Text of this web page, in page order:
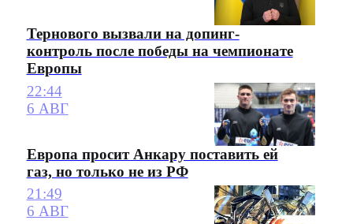
Тернового вызвали на допинг-
контроль после победы на чемпионате
Европы
22:44
6 АВГ
Европа просит Анкару поставить ей
газ, но только не из РФ
21:49
6 АВГ